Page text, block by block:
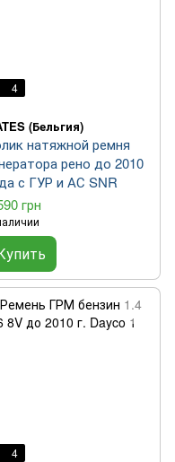
4
(Бельгия)
натяжной ремня
рено до 2010
с ГУР и АС SNR
грн
4